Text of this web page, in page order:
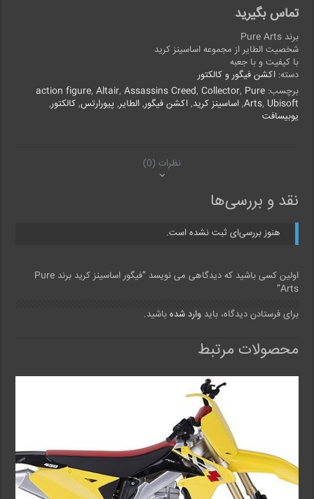
تماس بگیرید
برند Pure Arts
شخصیت الطایر از مجموعه اساسینز کرید
با‌ کیفیت و با جعبه
دسته:اکشن فیگور و کالکتور
برچسب:
action figure, Altair, Assassins Creed, Collector, Pure
Arts, Ubisoft
,اساسینز کرید,اکشن فیگور,الطایر, پیور‌ارتس,کالکتور,
یوبیسافت
نظرات (0)
نقد و بررسی‌ها
هنوز بررسی‌ای ثبت نشده است.
اولین کسی باشید که دیدگاهی می نویسد “فیگور اساسینز کرید برند Pure
Arts”
برای فرستادن دیدگاه، بایدوارد شده باشید.
محصولات مرتبط